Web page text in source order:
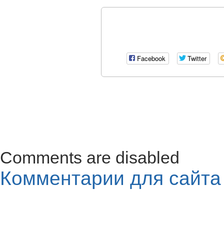
Facebook Twitter
Comments are disabled
Комментарии для